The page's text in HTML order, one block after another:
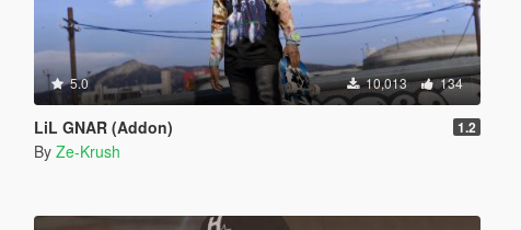
5.0 10,013 134
LiL GNAR (Addon) 1.2
By Ze-Krush